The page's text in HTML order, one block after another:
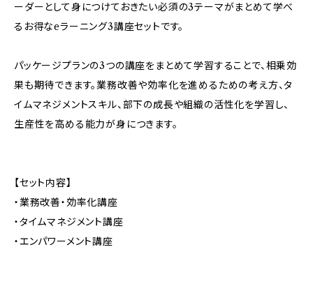
ーダーとして身につけておきたい必須の3テーマがまとめて学べ
るお得なeラーニング3講座セットです。
パッケージプランの3つの講座をまとめて学習することで、相乗効
果も期待できます。業務改善や効率化を進めるための考え方、タ
イムマネジメントスキル、部下の成長や組織の活性化を学習し、
生産性を高める能力が身につきます。
【セット内容】
・業務改善・効率化講座
・タイムマネジメント講座
・エンパワーメント講座